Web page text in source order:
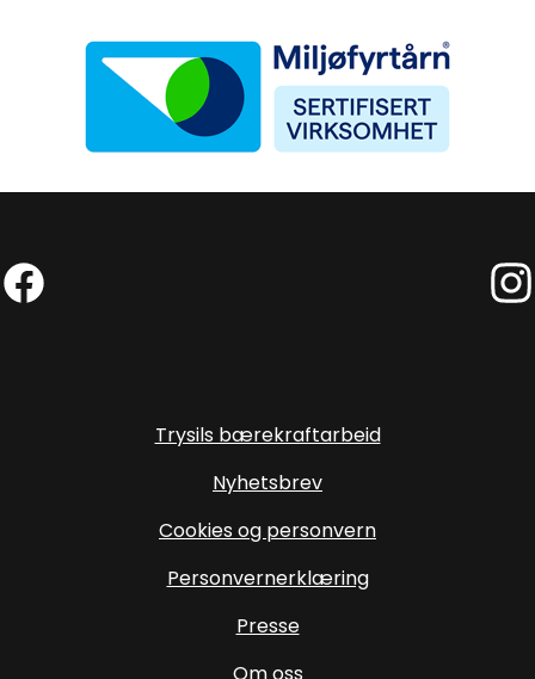
Miljøfyrtårn
Trysils bærekraftarbeid
Nyhetsbrev
Cookies og personvern
Personvernerklæring
Presse